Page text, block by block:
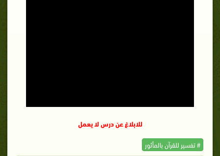
للابلاغ عن درس لا يعمل
# تفسير للقرآن بالمأثور